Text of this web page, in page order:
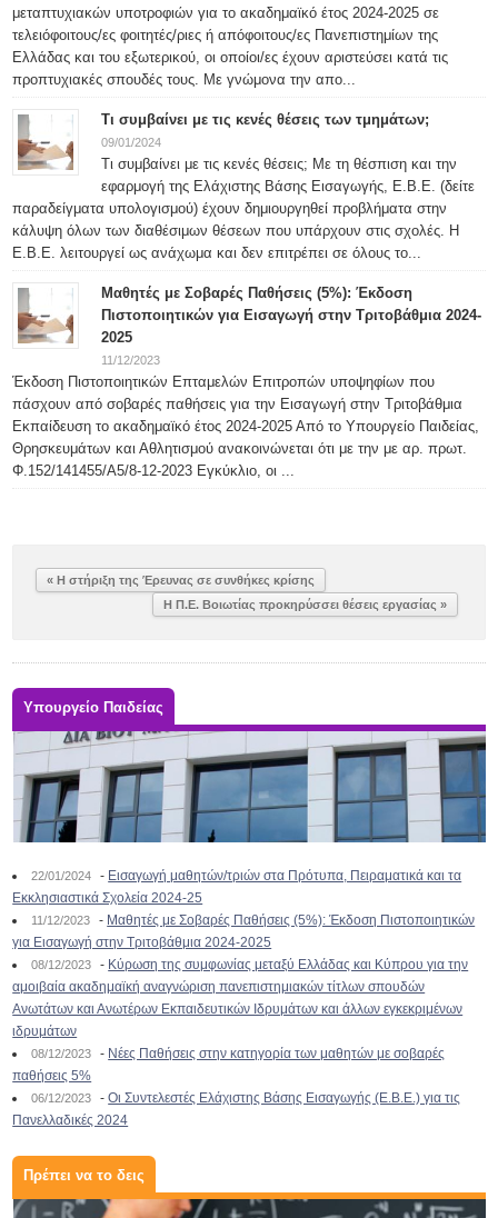
μεταπτυχιακών υποτροφιών για το ακαδημαϊκό έτος 2024-2025 σε
τελειόφοιτους/ες φοιτητές/ριες ή απόφοιτους/ες Πανεπιστημίων της
Ελλάδας και του εξωτερικού, οι οποίοι/ες έχουν αριστεύσει κατά τις
προπτυχιακές σπουδές τους. Με γνώμονα την απο...
Τι συμβαίνει με τις κενές θέσεις των τμημάτων;
09/01/2024
Τι συμβαίνει με τις κενές θέσεις; Με τη θέσπιση και την
εφαρμογή της Ελάχιστης Βάσης Εισαγωγής, Ε.Β.Ε. (δείτε
παραδείγματα υπολογισμού) έχουν δημιουργηθεί προβλήματα στην
κάλυψη όλων των διαθέσιμων θέσεων που υπάρχουν στις σχολές. Η
Ε.Β.Ε. λειτουργεί ως ανάχωμα και δεν επιτρέπει σε όλους το...
Μαθητές με Σοβαρές Παθήσεις (5%): Έκδοση
Πιστοποιητικών για Εισαγωγή στην Τριτοβάθμια 2024-
2025
11/12/2023
Έκδοση Πιστοποιητικών Επταμελών Επιτροπών υποψηφίων που
πάσχουν από σοβαρές παθήσεις για την Εισαγωγή στην Τριτοβάθμια
Εκπαίδευση το ακαδημαϊκό έτος 2024-2025 Από το Υπουργείο Παιδείας,
Θρησκευμάτων και Αθλητισμού ανακοινώνεται ότι με την με αρ. πρωτ.
Φ.152/141455/Α5/8-12-2023 Εγκύκλιο, οι ...
« Η στήριξη της Έρευνας σε συνθήκες κρίσης
Η Π.Ε. Βοιωτίας προκηρύσσει θέσεις εργασίας »
Υπουργείο Παιδείας
22/01/2024 - Εισαγωγή μαθητών/τριών στα Πρότυπα, Πειραματικά και τα
Εκκλησιαστικά Σχολεία 2024-25
11/12/2023 - Μαθητές με Σοβαρές Παθήσεις (5%): Έκδοση Πιστοποιητικών
για Εισαγωγή στην Τριτοβάθμια 2024-2025
08/12/2023 - Κύρωση της συμφωνίας μεταξύ Ελλάδας και Κύπρου για την
αμοιβαία ακαδημαϊκή αναγνώριση πανεπιστημιακών τίτλων σπουδών
Ανωτάτων και Ανωτέρων Εκπαιδευτικών Ιδρυμάτων και άλλων εγκεκριμένων
ιδρυμάτων
08/12/2023 - Νέες Παθήσεις στην κατηγορία των μαθητών με σοβαρές
παθήσεις 5%
06/12/2023 -Οι Συντελεστές Ελάχιστης Βάσης Εισαγωγής (Ε.Β.Ε.) για τις
Πανελλαδικές 2024
Πρέπει να το δεις